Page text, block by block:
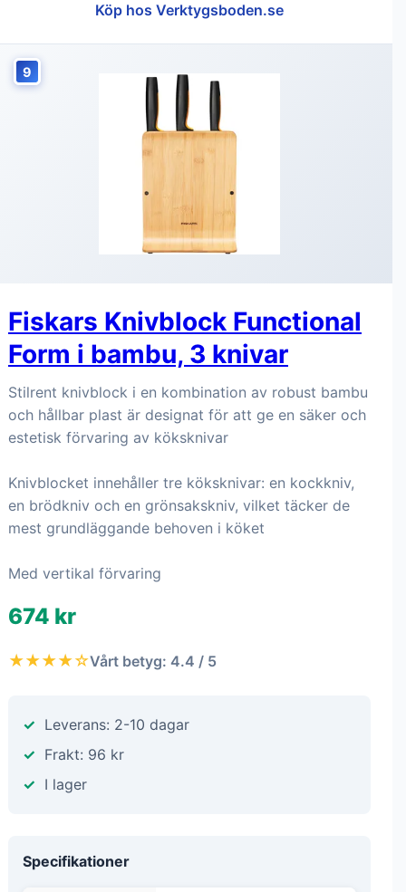
Köp hos Verktygsboden.se
9
Fiskars Knivblock Functional
Form i bambu, 3 knivar
Stilrent knivblock i en kombination av robust bambu
och hållbar plast är designat för att ge en säker och
estetisk förvaring av köksknivar
Knivblocket innehåller tre köksknivar: en kockkniv,
en brödkniv och en grönsakskniv, vilket täcker de
mest grundläggande behoven i köket
Med vertikal förvaring
674 kr
★★★★☆Vårt betyg: 4.4 / 5
Leverans: 2-10 dagar
Frakt: 96 kr
I lager
Specifikationer